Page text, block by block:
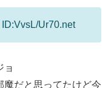
Ur70.net
ョ
だと思ってたけど今